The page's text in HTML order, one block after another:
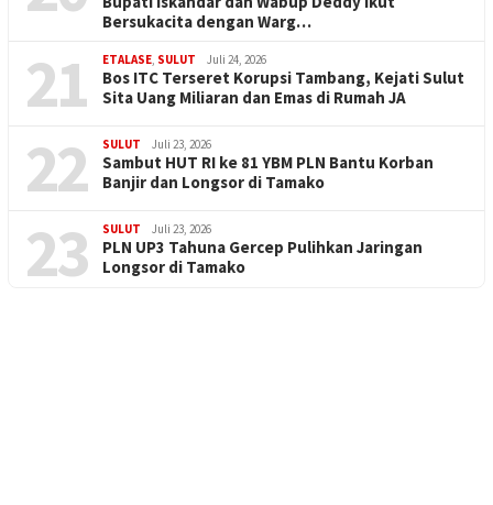
Bersukacita dengan Warg…
21 ETALASE, SULUT Juli 24, 2026
Bos ITC Terseret Korupsi Tambang, Kejati Sulut
Sita Uang Miliaran dan Emas di Rumah JA
22 SULUT Juli 23, 2026
Sambut HUT RI ke 81 YBM PLN Bantu Korban
Banjir dan Longsor di Tamako
23 SULUT Juli 23, 2026
PLN UP3 Tahuna Gercep Pulihkan Jaringan
Longsor di Tamako